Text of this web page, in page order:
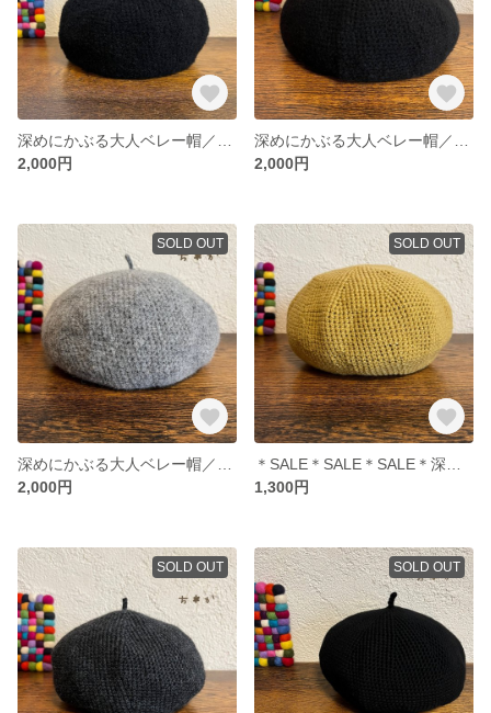
2,000円
2,000円
SOLD OUT
2,000円
SOLD OUT
1,300円
SOLD OUT SOLD OUT